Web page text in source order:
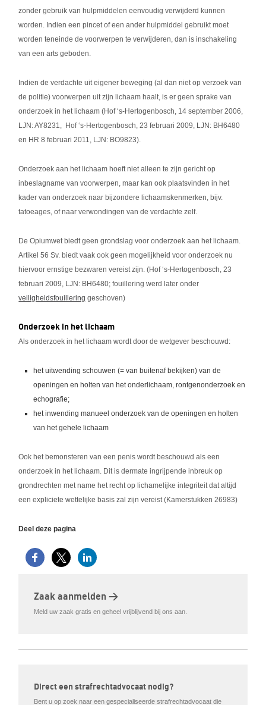
zonder gebruik van hulpmiddelen eenvoudig verwijderd kunnen
worden. Indien een pincet of een ander hulpmiddel gebruikt moet
worden teneinde de voorwerpen te verwijderen, dan is inschakeling
van een arts geboden.
Indien de verdachte uit eigener beweging (al dan niet op verzoek van
de politie) voorwerpen uit zijn lichaam haalt, is er geen sprake van
onderzoek in het lichaam (Hof ‘s-Hertogenbosch, 14 september 2006,
LJN: AY8231, Hof ‘s-Hertogenbosch, 23 februari 2009, LJN: BH6480
en HR 8 februari 2011, LJN: BO9823).
Onderzoek aan het lichaam hoeft niet alleen te zijn gericht op
inbeslagname van voorwerpen, maar kan ook plaatsvinden in het
kader van onderzoek naar bijzondere lichaamskenmerken, bijv.
tatoeages, of naar verwondingen van de verdachte zelf.
De Opiumwet biedt geen grondslag voor onderzoek aan het lichaam.
Artikel 56 Sv. biedt vaak ook geen mogelijkheid voor onderzoek nu
hiervoor ernstige bezwaren vereist zijn. (Hof ‘s-Hertogenbosch, 23
februari 2009, LJN: BH6480; fouillering werd later onder
veiligheidsfouillering geschoven)
Onderzoek in het lichaam
Als onderzoek in het lichaam wordt door de wetgever beschouwd:
het uitwending schouwen (= van buitenaf bekijken) van de
openingen en holten van het onderlichaam, rontgenonderzoek en
echografie;
het inwending manueel onderzoek van de openingen en holten
van het gehele lichaam
Ook het bemonsteren van een penis wordt beschouwd als een
onderzoek in het lichaam. Dit is dermate ingrijpende inbreuk op
grondrechten met name het recht op lichamelijke integriteit dat altijd
een expliciete wettelijke basis zal zijn vereist (Kamerstukken 26983)
Deel deze pagina
Zaak aanmelden >
Meld uw zaak gratis en geheel vrijblijvend bij ons aan.
Direct een strafrechtadvocaat nodig?
Bent u op zoek naar een gespecialiseerde strafrechtadvocaat die